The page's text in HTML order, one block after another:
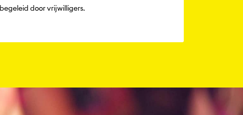
door vrijwilligers.